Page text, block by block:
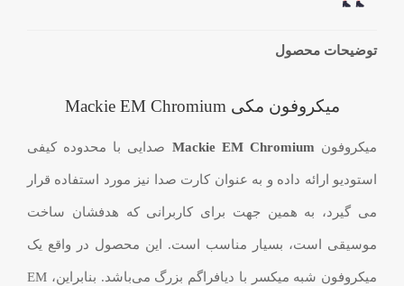
توضیحات محصول
میکروفون مکی Mackie EM Chromium
میکروفون Mackie EM Chromium صدایی با محدوده کیفی
استودیو ارائه داده و به عنوان کارت صدا نیز مورد استفاده قرار
می گیرد، به همین جهت برای کاربرانی که هدفشان ساخت
موسیقی است، بسیار مناسب است. این محصول در واقع یک
میکروفون شبه میکسر با دیافراگم بزرگ می‌باشد. بنابراین، EM